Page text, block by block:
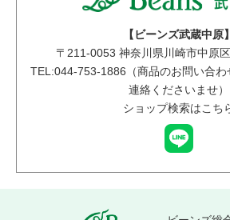
【ビーンズ武蔵中原】
〒 211-0053 神奈川県川崎市中原
TEL:044-753-1886（商品のお問い合
連絡くださいませ）
ショップ検索はこち